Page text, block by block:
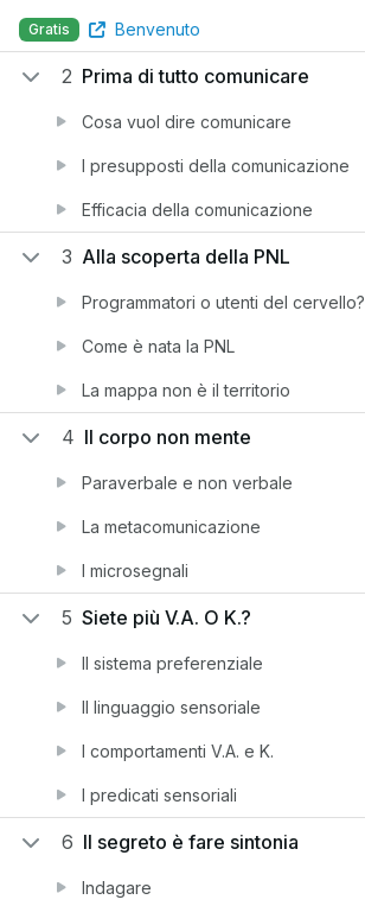
Gratis Benvenuto
2 Prima di tutto comunicare
Cosa vuol dire comunicare
I presupposti della comunicazione
Efficacia della comunicazione
3 Alla scoperta della PNL
Programmatori o utenti del cervello?
Come è nata la PNL
La mappa non è il territorio
4 Il corpo non mente
Paraverbale e non verbale
La metacomunicazione
I microsegnali
5 Siete più V.A. O K.?
Il sistema preferenziale
Il linguaggio sensoriale
I comportamenti V.A. e K.
I predicati sensoriali
6 Il segreto è fare sintonia
Indagare